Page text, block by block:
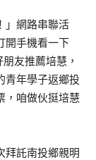
」網路串聯活
開手機看一下
友推薦培慧，
青年學子返鄉投
，咱做伙挺培慧
拜託南投鄉親明